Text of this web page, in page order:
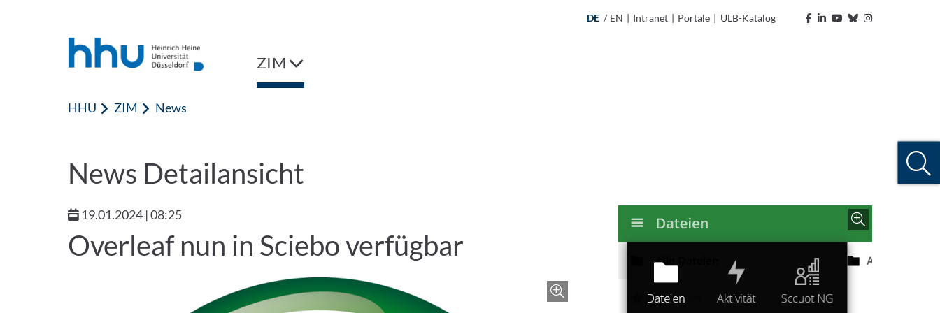
DE / EN | Intranet | Portale | ULB-Katalog
ZIM
HHU ZIM News
News Detailansicht
19.01.2024 | 08:25
Overleaf nun in Sciebo verfügbar